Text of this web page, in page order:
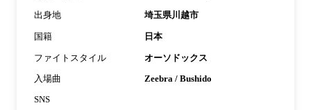
出身地 埼玉県川越市
国籍 日本
ファイトスタイル オーソドックス
入場曲 Zeebra / Bushido
SNS